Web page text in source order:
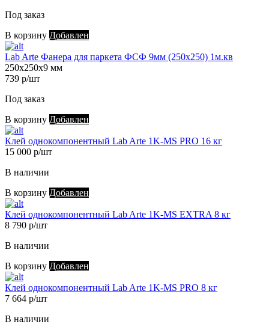
Под заказ
В корзину Добавлен
Lab Arte Фанера для паркета ФСФ 9мм (250х250) 1м.кв
250х250х9 мм
739 р/шт
Под заказ
В корзину Добавлен
Клей однокомпонентный Lab Arte 1K-MS PRO 16 кг
15 000 р/шт
В наличии
В корзину Добавлен
Клей однокомпонентный Lab Arte 1K-MS EXTRA 8 кг
8 790 р/шт
В наличии
В корзину Добавлен
Клей однокомпонентный Lab Arte 1K-MS PRO 8 кг
7 664 р/шт
В наличии